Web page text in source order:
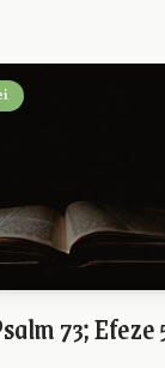
73; Efeze